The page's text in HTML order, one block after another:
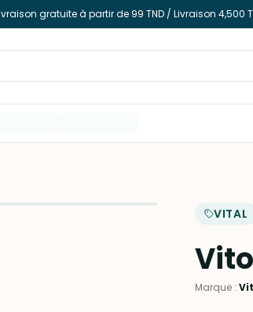
gratuite à partir de 99 TND / Livraison 4,500
VITAL
Marque :